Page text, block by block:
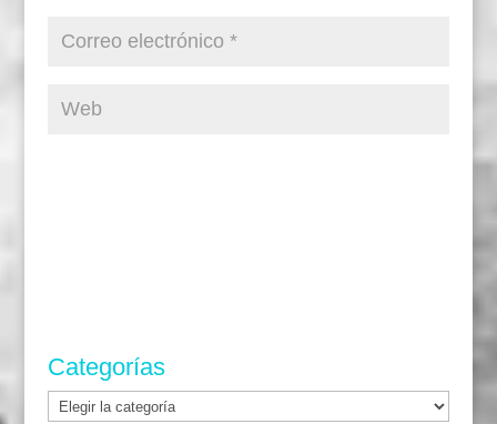
Categorías
Categorías